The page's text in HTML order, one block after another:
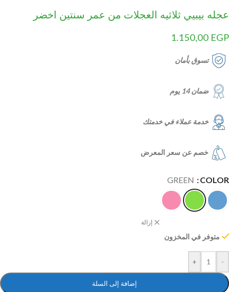
عجله بيبيي ثلاثيه العجلات من عمر سنتين اخضر
1.150,00 EGP
تسوق بأمان
ضمان 14 يوم
خدمة عملاء في خدمتك
خصم عن سعر المعرض
COLOR
GREEN
إزالة
متوفر في المخزون
-
+
إضافة إلى السلة